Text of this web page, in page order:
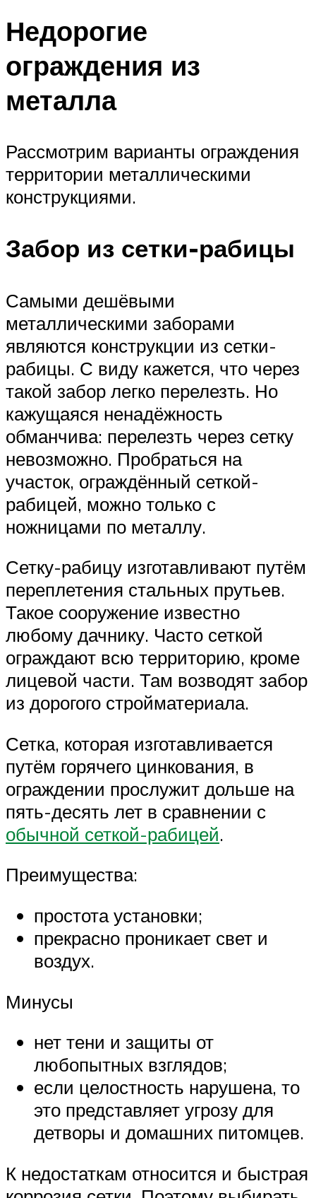
Недорогие
ограждения из
металла
Рассмотрим варианты ограждения
территории металлическими
конструкциями.
Забор из сетки-рабицы
Самыми дешёвыми
металлическими заборами
являются конструкции из сетки-
рабицы. С виду кажется, что через
такой забор легко перелезть. Но
кажущаяся ненадёжность
обманчива: перелезть через сетку
невозможно. Пробраться на
участок, ограждённый сеткой-
рабицей, можно только с
ножницами по металлу.
Сетку-рабицу изготавливают путём
переплетения стальных прутьев.
Такое сооружение известно
любому дачнику. Часто сеткой
ограждают всю территорию, кроме
лицевой части. Там возводят забор
из дорогого стройматериала.
Сетка, которая изготавливается
путём горячего цинкования, в
ограждении прослужит дольше на
пять-десять лет в сравнении с
обычной сеткой-рабицей.
Преимущества:
простота установки;
прекрасно проникает свет и
воздух.
Минусы
нет тени и защиты от
любопытных взглядов;
если целостность нарушена, то
это представляет угрозу для
детворы и домашних питомцев.
К недостаткам относится и быстрая